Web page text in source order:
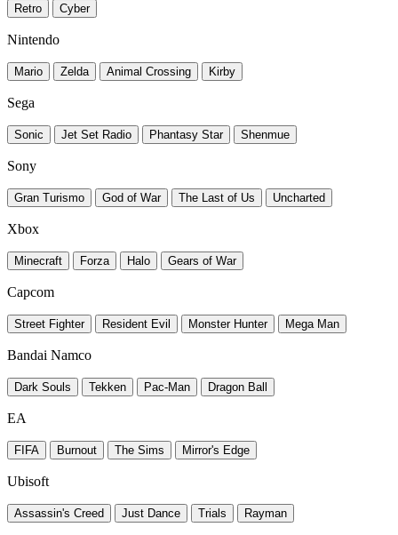
Retro Cyber
Nintendo
Mario Zelda Animal Crossing Kirby
Sega
Sonic Jet Set Radio Phantasy Star Shenmue
Sony
Gran Turismo God of War The Last of Us Uncharted
Xbox
Minecraft Forza Halo Gears of War
Capcom
Street Fighter Resident Evil Monster Hunter Mega Man
Bandai Namco
Dark Souls Tekken Pac-Man Dragon Ball
EA
FIFA Burnout The Sims Mirror's Edge
Ubisoft
Assassin's Creed Just Dance Trials Rayman